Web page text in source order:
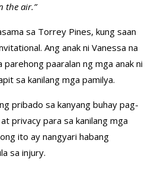
the air.”
sa Torrey Pines, kung saan
Ang anak ni Vanessa na
paaralan ng mga anak ni
sa kanilang mga pamilya.
pribado sa kanyang buhay pag-
privacy para sa kanilang mga
ito ay nangyari habang
sa injury.